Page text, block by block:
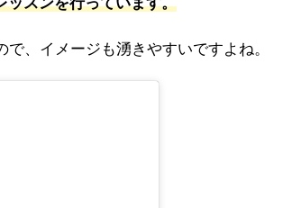
、イメージも湧きやすいですよね。